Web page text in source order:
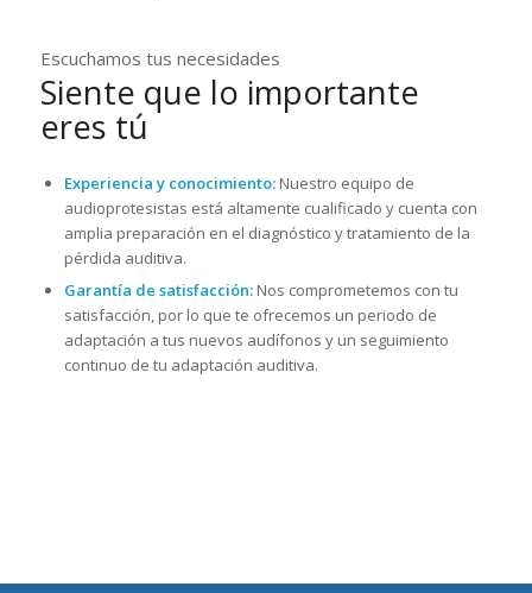
Escuchamos tus necesidades
Siente que lo importante
eres tú
Experiencia y conocimiento:Nuestro equipo de
audioprotesistas está altamente cualificado y cuenta con
amplia preparación en el diagnóstico y tratamiento de la
pérdida auditiva.
Garantía de satisfacción:Nos comprometemos con tu
satisfacción, por lo que te ofrecemos un periodo de
adaptación a tus nuevos audífonos y un seguimiento
continuo de tu adaptación auditiva.